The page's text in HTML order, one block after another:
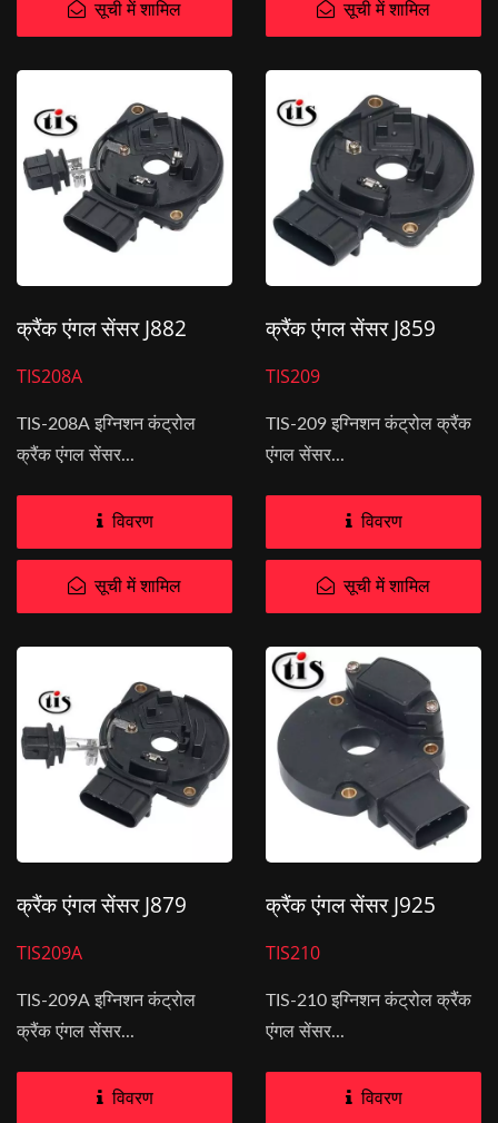
सूची में शामिल सूची में शामिल
क्रैंक एंगल सेंसर J882
TIS208A
TIS-208A इग्निशन कंट्रोल
क्रैंक एंगल सेंसर...
विवरण
सूची में शामिल
क्रैंक एंगल सेंसर J859
TIS209
TIS-209 इग्निशन कंट्रोल क्रैंक
एंगल सेंसर...
विवरण
सूची में शामिल
क्रैंक एंगल सेंसर J879
TIS209A
TIS-209A इग्निशन कंट्रोल
क्रैंक एंगल सेंसर...
विवरण
क्रैंक एंगल सेंसर J925
TIS210
TIS-210 इग्निशन कंट्रोल क्रैंक
एंगल सेंसर...
विवरण